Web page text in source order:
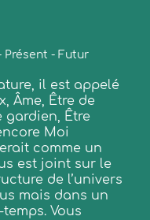
Présent - Futur
il est appelé
Âme, Être de
gardien, Être
Moi
comme un
est joint sur le
de l’univers
mais dans un
Vous